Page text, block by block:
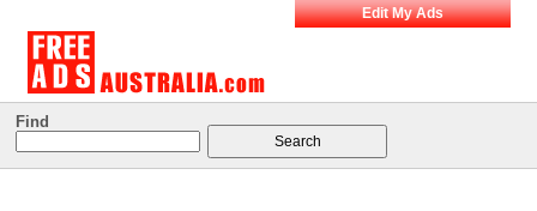
Edit My Ads
Find